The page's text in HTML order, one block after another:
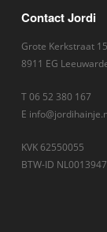
Contact Jordi
Grote Kerkstraat
8911 EG
T 06 52 380 167
E
KVK 62550055
BTW-ID